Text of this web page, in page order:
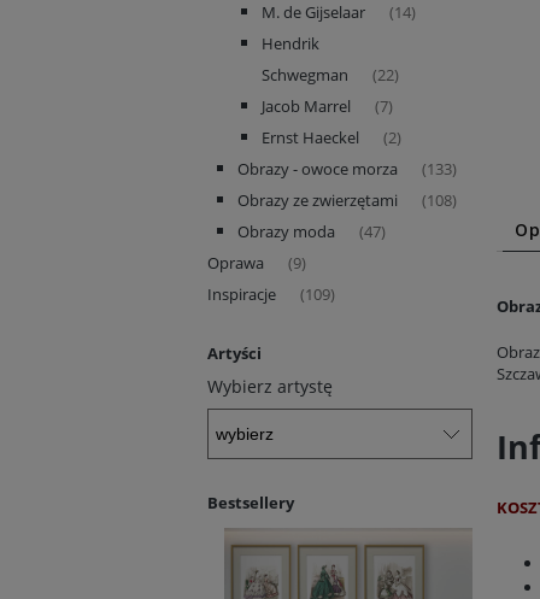
M. de Gijselaar (14)
Hendrik
Schwegman
(22)
Jacob Marrel (7)
Ernst Haeckel (2)
Obrazy - owoce morza (133)
Obrazy ze zwierzętami (108)
Obrazy moda (47)
Oprawa (9)
Inspiracje (109)
Artyści
Wybierz artystę
Bestsellery